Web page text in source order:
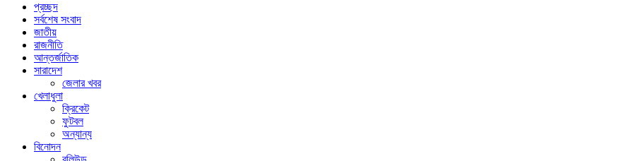
প্রচ্ছদ
সর্বশেষ সংবাদ
জাতীয়
রাজনীতি
আন্তর্জাতিক
সারাদেশ
জেলার খবর
খেলাধুলা
ক্রিকেট
ফুটবল
অন্যান্য
বিনোদন